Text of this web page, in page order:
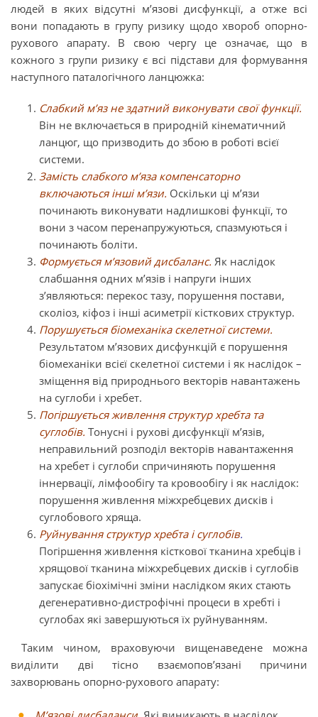
людей в яких відсутні м’язові дисфункції, а отже всі
вони попадають в групу ризику щодо хвороб опорно-
рухового апарату. В свою чергу це означає, що в
кожного з групи ризику є всі підстави для формування
наступного паталогічного ланцюжка:
Слабкий м’яз не здатний виконувати свої функції.
Він не включається в природній кінематичний
ланцюг, що призводить до збою в роботі всієї
системи.
Замість слабкого м’яза компенсаторно
включаються інші м’язи. Оскільки ці м’язи
починають виконувати надлишкові функції, то
вони з часом перенапружуються, спазмуються і
починають боліти.
Формується м’язовий дисбаланс. Як наслідок
слабшання одних м’язів і напруги інших
з’являються: перекос тазу, порушення постави,
сколіоз, кіфоз і інші асиметрії кісткових структур.
Порушується біомеханіка скелетної системи.
Результатом м’язових дисфункцій є порушення
біомеханіки всієї скелетної системи і як наслідок –
зміщення від природнього векторів навантажень
на суглоби і хребет.
Погіршується живлення структур хребта та
суглобів. Тонусні і рухові дисфункції м’язів,
неправильний розподіл векторів навантаження
на хребет і суглоби спричиняють порушення
іннервації, лімфообігу та кровообігу і як наслідок:
порушення живлення міжхребцевих дисків і
суглобового хряща.
Руйнування структур хребта і суглобів.
Погіршення живлення кісткової тканина хребців і
хрящової тканина міжхребцевих дисків і суглобів
запускає біохімічні зміни наслідком яких стають
дегенеративно-дистрофічні процеси в хребті і
суглобах які завершуються їх руйнуванням.
Таким чином, враховуючи вищенаведене можна
виділити дві тісно взаємопов’язані причини
захворювань опорно-рухового апарату: